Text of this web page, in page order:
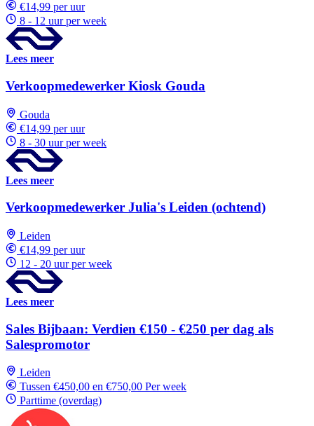
€14,99 per uur
8 - 12 uur per week
Lees meer
Verkoopmedewerker Kiosk Gouda
Gouda
€14,99 per uur
8 - 30 uur per week
Lees meer
Verkoopmedewerker Julia's Leiden (ochtend)
Leiden
€14,99 per uur
12 - 20 uur per week
Lees meer
Sales Bijbaan: Verdien €150 - €250 per dag als
Salespromotor
Leiden
Tussen €450,00 en €750,00 Per week
Parttime (overdag)